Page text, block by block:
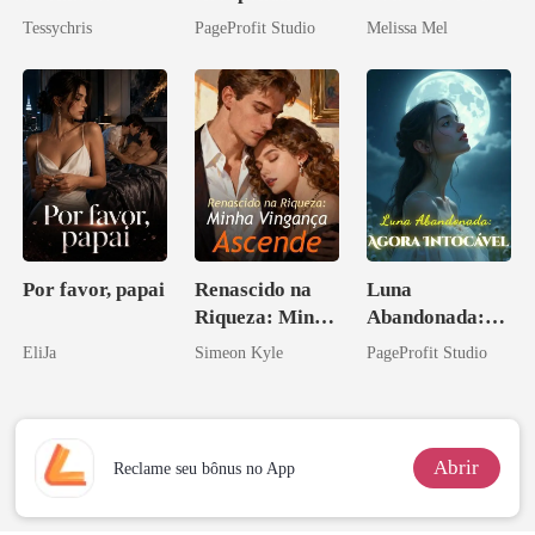
Bilionário
Tessychris
o do Alfa: O
da Híbrida
PageProfit Studio
Paixão e Sangue
Melissa Mel
Por favor, papai
EliJa
Renascido na
Riqueza: Minha
Vingança
Simeon Kyle
Luna
Abandonada:
Agora Intocável
PageProfit Studio
Reclame seu bônus no App Abrir